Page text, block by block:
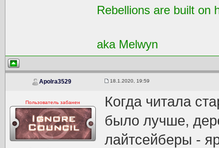
Rebellions are built on
aka Melwyn
Apolra3529 18.1.2020, 19:59
Пользователь забанен
Когда читала
было лучше,
лайтсейберы -